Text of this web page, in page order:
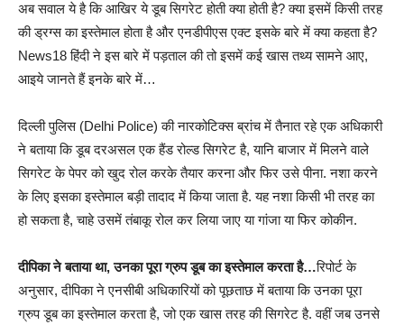
अब सवाल ये है कि आखिर ये डूब सिगरेट होती क्‍या होती है? क्‍या इसमें किसी तरह
की ड्रग्‍स का इस्‍तेमाल होता है और एनडीपीएस एक्‍ट इसके बारे में क्‍या कहता है?
News18 हिंदी ने इस बारे में पड़ताल की तो इसमें कई खास तथ्‍य सामने आए,
आइये जानते हैं इनके बारे में…
दिल्‍ली पुलिस (Delhi Police) की नारकोटिक्‍स ब्रांच में तैनात रहे एक अधिकारी
ने बताया क‍ि डूब दरअसल एक हैंड रोल्‍ड सिगरेट है, यानि बाजार में मिलने वाले
सिगरेट के पेपर को खुद रोल करके तैयार करना और फ‍िर उसे पीना. नशा करने
के लिए इसका इस्‍तेमाल बड़ी तादाद में किया जाता है. यह नशा किसी भी तरह का
हो सकता है, चाहे उसमें तंबाकू रोल कर लिया जाए या गांजा या फ‍िर कोकीन.
दीपिका ने बताया था, उनका पूरा ग्रुप डूब का इस्तेमाल करता है…रिपोर्ट के
अनुसार, दीपिका ने एनसीबी अधिकारियों को पूछताछ में बताया कि उनका पूरा
ग्रुप डूब का इस्तेमाल करता है, जो एक खास तरह की सिगरेट है. वहीं जब उनसे